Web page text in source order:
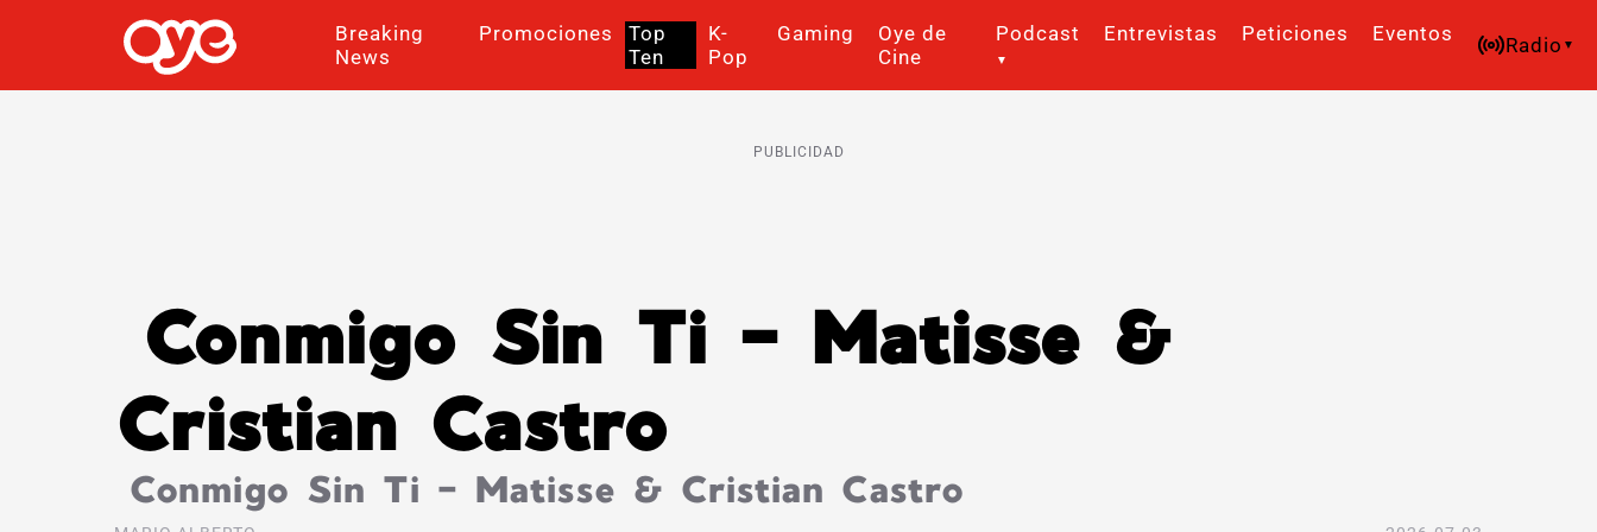
Breaking
News
Promociones
Top
Ten
K-
Pop
Gaming
Oye de
Cine
Podcast Entrevistas Peticiones Eventos Radio
PUBLICIDAD
Conmigo Sin Ti – Matisse &
Cristian Castro
Conmigo Sin Ti – Matisse & Cristian Castro